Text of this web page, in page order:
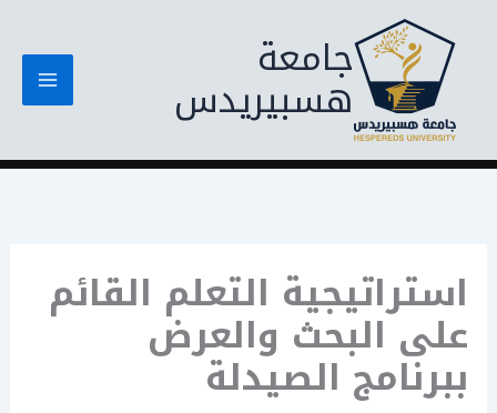
المحتوى
جامعة
هسبيريدس
استراتيجية التعلم القائم
على البحث والعرض
ببرنامج الصيدلة